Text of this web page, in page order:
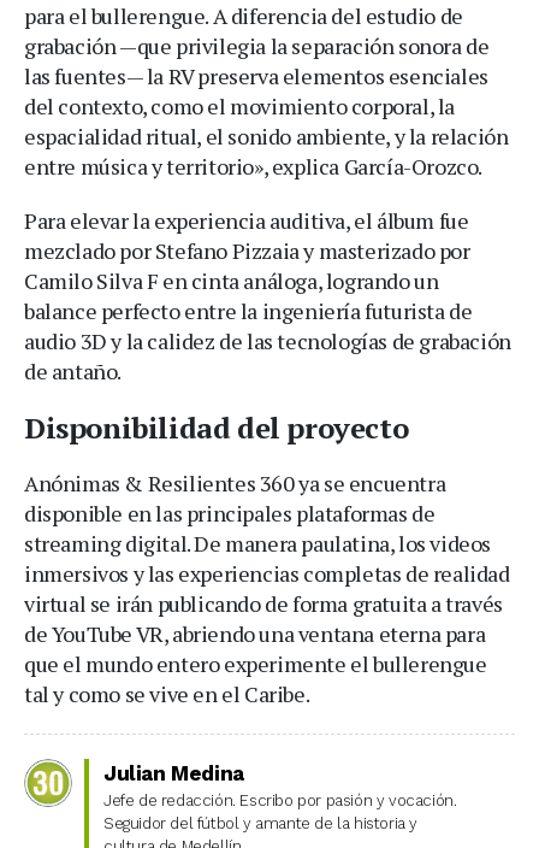
para el bullerengue. A diferencia del estudio de
grabación —que privilegia la separación sonora de
las fuentes— la RV preserva elementos esenciales
del contexto, como el movimiento corporal, la
espacialidad ritual, el sonido ambiente, y la relación
entre música y territorio», explica García-Orozco.
Para elevar la experiencia auditiva, el álbum fue
mezclado por Stefano Pizzaia y masterizado por
Camilo Silva F en cinta análoga, logrando un
balance perfecto entre la ingeniería futurista de
audio 3D y la calidez de las tecnologías de grabación
de antaño.
Disponibilidad del proyecto
Anónimas & Resilientes 360 ya se encuentra
disponible en las principales plataformas de
streaming digital. De manera paulatina, los videos
inmersivos y las experiencias completas de realidad
virtual se irán publicando de forma gratuita a través
de YouTube VR, abriendo una ventana eterna para
que el mundo entero experimente el bullerengue
tal y como se vive en el Caribe.
Julian Medina
Jefe de redacción. Escribo por pasión y vocación.
Seguidor del fútbol y amante de la historia y